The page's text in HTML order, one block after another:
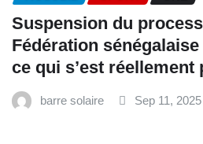
‎Suspension du
Fédération sénégalaise
ce qui s’est réellement
barre solaire Sep 11, 2025